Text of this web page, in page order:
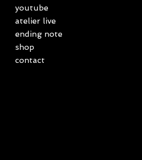
youtube
atelier live
ending note
shop
contact